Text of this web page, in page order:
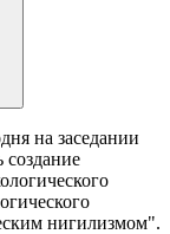
на заседании
создание
нигилизмом".